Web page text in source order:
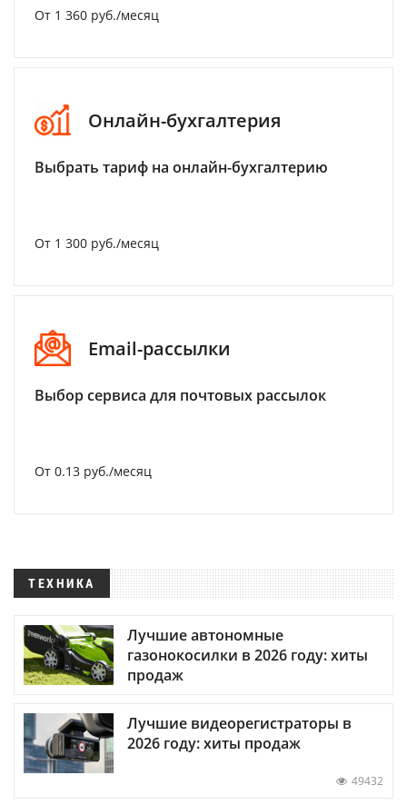
От 1 360 руб./месяц
Онлайн-бухгалтерия
Выбрать тариф на онлайн-бухгалтерию
От 1 300 руб./месяц
Email-рассылки
Выбор сервиса для почтовых рассылок
От 0.13 руб./месяц
ТЕХНИКА
Лучшие автономные
газонокосилки в 2026 году: хиты
продаж
Лучшие видеорегистраторы в
2026 году: хиты продаж
49432